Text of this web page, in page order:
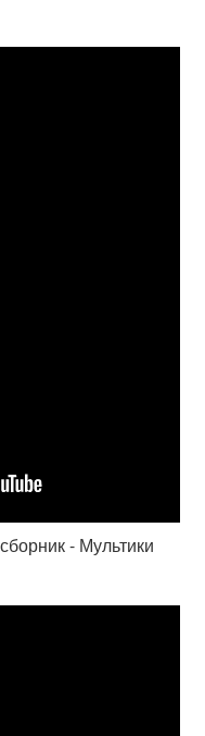
- Мультики